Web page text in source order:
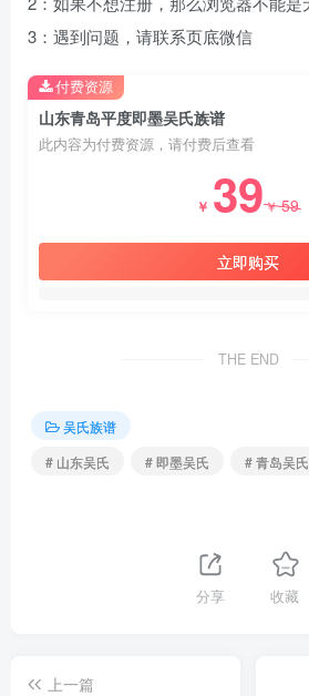
3：遇到问题，请联系页底微信
山东青岛平度即墨吴氏族谱
此内容为付费资源，请付费后查看
￥ 39￥59
立即购买
付费资源
THE END
吴氏族谱
# 山东吴氏
# 即墨吴氏 # 青岛吴氏
分享 收藏
上一篇